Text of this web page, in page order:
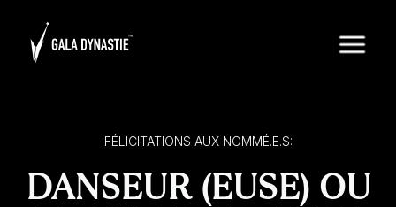
FÉLICITATIONS AUX NOMMÉ.E.S:
DANSEUR (EUSE) OU